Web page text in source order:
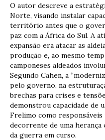
O autor descreve a
Norte, visando instalar
território antes que o
paz com a África do Sul. A
expansão era atacar as
produção e, ao mesmo
camponeses aldeados
Segundo Cahen, a
pelo governo, na
brechas para crises e
demonstrou capacidade de
Frelimo como
decorrente de uma herança
da guerra em curso.